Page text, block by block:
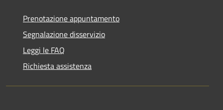
Prenotazione appuntamento
Segnalazione disservizio
Leggi le FAQ
Richiesta assistenza